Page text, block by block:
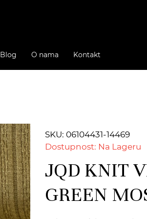
Blog O nama Kontakt
SKU: 06104431-14469
Dostupnost: Na Lageru
JQD KNIT
GREEN